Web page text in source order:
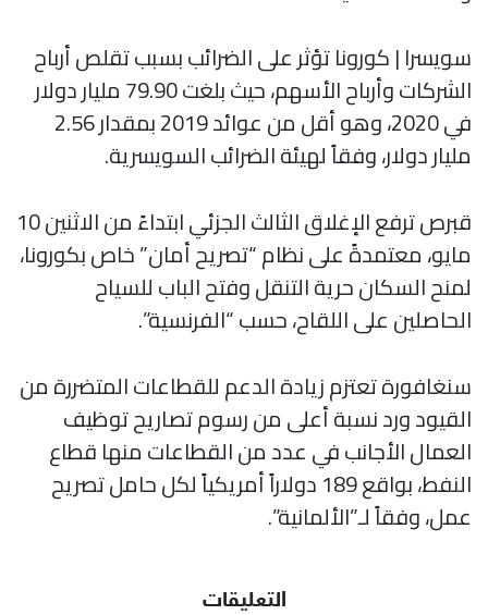
سويسرا | كورونا تؤثر على الضرائب بسبب تقلص أرباح
الشركات وأرباح الأسهم، حيث بلغت 79.90 مليار دولار
في 2020، وهو أقل من عوائد 2019 بمقدار 2.56
مليار دولار، وفقاً لهيئة الضرائب السويسرية.
قبرص ترفع الإغلاق الثالث الجزئي ابتداءً من الاثنين 10
مايو، معتمدةً على نظام “تصريح أمان” خاص بكورونا،
لمنح السكان حرية التنقل وفتح الباب للسياح
الحاصلين على اللقاح، حسب “الفرنسية”.
سنغافورة تعتزم زيادة الدعم للقطاعات المتضررة من
القيود ورد نسبة أعلى من رسوم تصاريح توظيف
العمال الأجانب في عدد من القطاعات منها قطاع
النفط، بواقع 189 دولاراً أمريكياً لكل حامل تصريح
عمل، وفقاً لـ”الألمانية”.
التعليقات